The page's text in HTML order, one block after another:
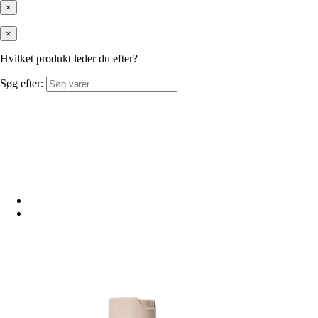
×
×
Hvilket produkt leder du efter?
Søg efter: